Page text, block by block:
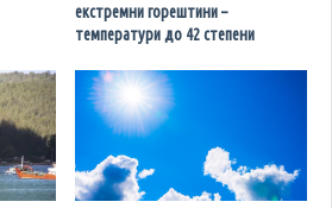
екстремни горештини –
температури до 42 степени